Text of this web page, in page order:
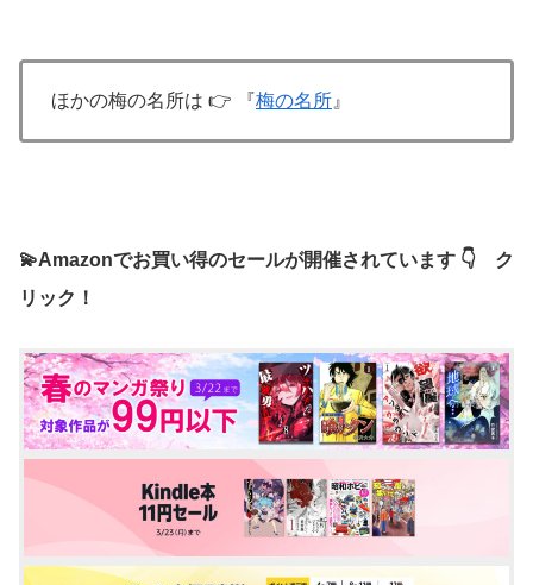
ほかの梅の名所は 👉 『梅の名所 』
💫Amazonでお買い得のセールが開催されています 👇 ク
リック！